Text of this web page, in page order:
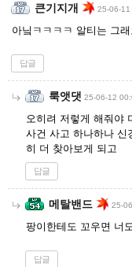
큰기지개 25-06-11
아닠ㅋㅋㅋㅋ 알티는 그
답글
룩앳댓 25-06-12
오히려 저렇게 해줘야
사건 사고 하나하나 신
히 더 찾아보게 되고
답글
메탈밴드 25-
팡이한테도 꼬우면 너
답글